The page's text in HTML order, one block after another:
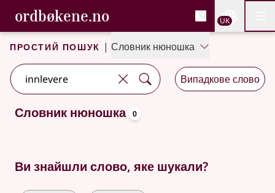
Перейти до основного вмісту
Доступність
ordbøkene.no, Cловник букмола та
Cловник букмола та Словник нюношка
UK
Простий пошук |Словник нюношка
Випадкове слово
Доступні пропозиції пошуку
Словник нюношка 0
Ви знайшли слово, яке шукали?